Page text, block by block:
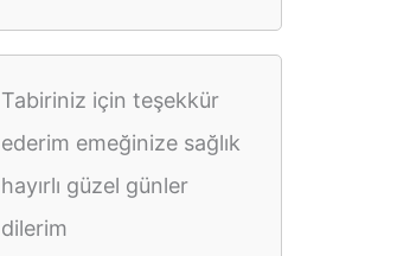
Tabiriniz için teşekkür
ederim emeğinize sağlık
hayırlı güzel günler
dilerim